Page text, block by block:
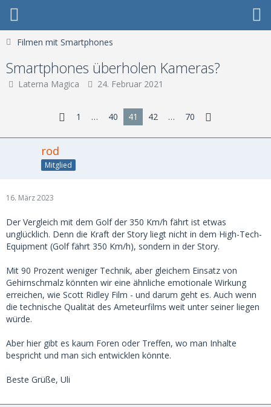
Filmen mit Smartphones
Smartphones überholen Kameras?
Laterna Magica 24. Februar 2021
1 … 40 41 42 … 70
rod
Mitglied
16. März 2023
Der Vergleich mit dem Golf der 350 Km/h fährt ist etwas
unglücklich. Denn die Kraft der Story liegt nicht in dem High-Tech-
Equipment (Golf fährt 350 Km/h), sondern in der Story.
Mit 90 Prozent weniger Technik, aber gleichem Einsatz von
Gehirnschmalz könnten wir eine ähnliche emotionale Wirkung
erreichen, wie Scott Ridley Film - und darum geht es. Auch wenn
die technische Qualität des Ameteurfilms weit unter seiner liegen
würde.
Aber hier gibt es kaum Foren oder Treffen, wo man Inhalte
bespricht und man sich entwicklen könnte.
Beste Grüße, Uli